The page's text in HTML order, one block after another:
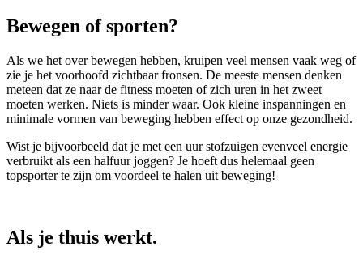
Bewegen of sporten?
Als we het over bewegen hebben, kruipen veel mensen vaak weg of
zie je het voorhoofd zichtbaar fronsen. De meeste mensen denken
meteen dat ze naar de fitness moeten of zich uren in het zweet
moeten werken. Niets is minder waar. Ook kleine inspanningen en
minimale vormen van beweging hebben effect op onze gezondheid.
Wist je bijvoorbeeld dat je met een uur stofzuigen evenveel energie
verbruikt als een halfuur joggen? Je hoeft dus helemaal geen
topsporter te zijn om voordeel te halen uit beweging!
Als je thuis werkt.